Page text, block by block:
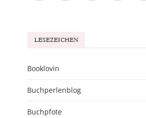
LESEZEICHEN
Booklovin
Buchperlenblog
Buchpfote